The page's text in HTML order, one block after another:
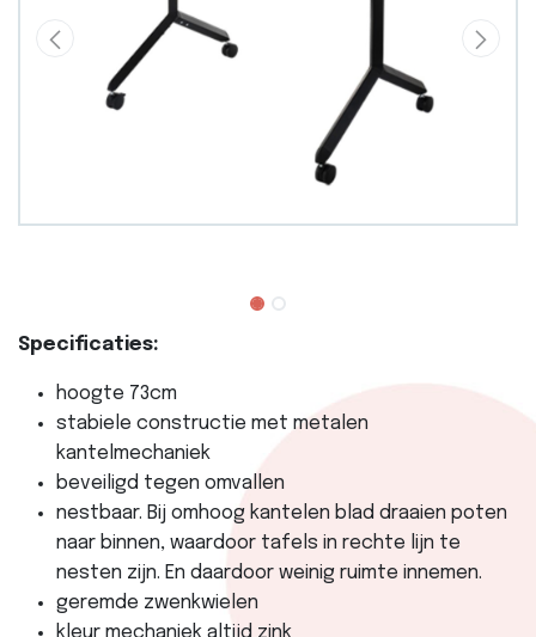
Specificaties:
hoogte 73cm
stabiele constructie met metalen
kantelmechaniek
beveiligd tegen omvallen
nestbaar. Bij omhoog kantelen blad draaien poten
naar binnen, waardoor tafels in rechte lijn te
nesten zijn. En daardoor weinig ruimte innemen.
geremde zwenkwielen